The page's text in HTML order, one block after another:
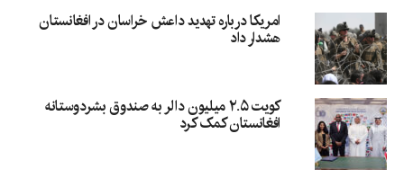
امریکا درباره تهدید داعش خراسان در افغانستان
هشدار داد
کویت ۲.۵ میلیون دالر به صندوق بشردوستانه
افغانستان کمک کرد